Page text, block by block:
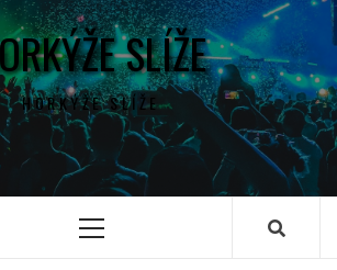
SLÍŽE
HORKÝŽE SLÍŽE
Primary